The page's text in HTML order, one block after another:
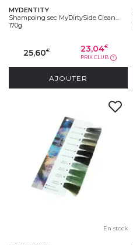
MYDENTITY
Shampoing sec MyDirtySide Clean...
170g
25,60€ 23,04€
PRIX CLUB ?
AJOUTER
En stock